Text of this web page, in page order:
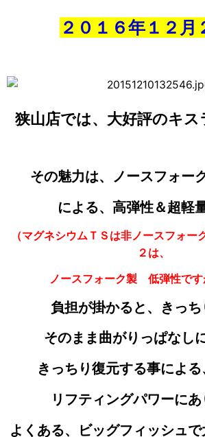
２０１６年１２月
狭山店では、大好評のキス
その魅力は、ノースフォー
による、高弾性＆超軽
（マグネシウムＴＳは非ノースフォー
２は、
ノースフォーク製 低弾性です
負担が掛かると、きっち
そのまま曲がりっぱなし
きっちり復元する事によ
リフティングパワーにあ
よくある、ビッグフィッシュで